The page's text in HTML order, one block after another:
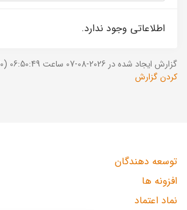
اطلاعاتی وجود ندارد.
گزارش ایجاد شده در 2026-08-07 ساعت 06:50:49 (UTC +03:30).
کردن گزارش
توسعه دهندگان
افزونه ها
نماد اعتماد